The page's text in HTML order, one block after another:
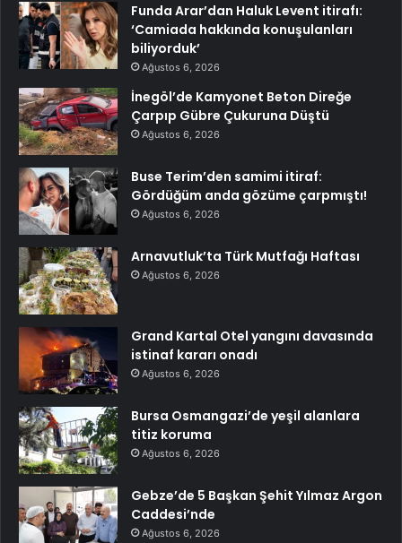
Funda Arar’dan Haluk Levent itirafı:
‘Camiada hakkında konuşulanları
biliyorduk’
Ağustos 6, 2026
İnegöl’de Kamyonet Beton Direğe
Çarpıp Gübre Çukuruna Düştü
Ağustos 6, 2026
Buse Terim’den samimi itiraf:
Gördüğüm anda gözüme çarpmıştı!
Ağustos 6, 2026
Arnavutluk’ta Türk Mutfağı Haftası
Ağustos 6, 2026
Grand Kartal Otel yangını davasında
istinaf kararı onadı
Ağustos 6, 2026
Bursa Osmangazi’de yeşil alanlara
titiz koruma
Ağustos 6, 2026
Gebze’de 5 Başkan Şehit Yılmaz Argon
Caddesi’nde
Ağustos 6, 2026